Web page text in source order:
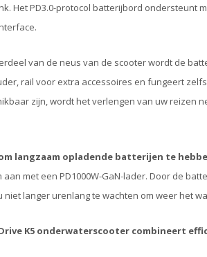
Het PD3.0-protocol batterijbord ondersteunt
van de neus van de scooter wordt de
rail voor extra accessoires en fungeert
zijn, wordt het verlengen van uw reizen
langzaam opladende batterijen te
met een PD1000W-GaN-lader. Door de
niet langer urenlang te wachten om weer het
K5 onderwaterscooter combineert